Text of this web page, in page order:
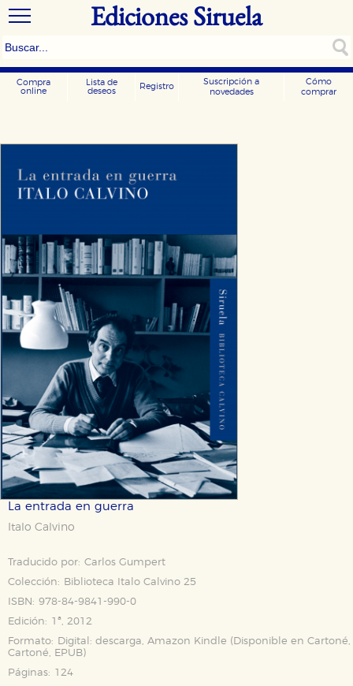
Ediciones Siruela
Compra
online
Lista de
deseos
Registro
Suscripción a
novedades
Cómo
comprar
La entrada en guerra
Italo Calvino
Traducido por: Carlos Gumpert
Colección:
Biblioteca Italo Calvino 25
ISBN: 978-84-9841-990-0
Edición: 1ª, 2012
Formato:
Digital: descarga, Amazon Kindle (Disponible en Cartoné,
Cartoné, EPUB)
Páginas: 124